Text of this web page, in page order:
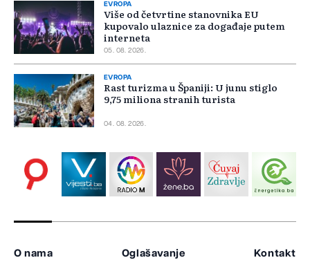
EVROPA
Više od četvrtine stanovnika EU
kupovalo ulaznice za događaje putem
interneta
05. 08. 2026.
EVROPA
Rast turizma u Španiji: U junu stiglo
9,75 miliona stranih turista
04. 08. 2026.
O nama Oglašavanje Kontakt